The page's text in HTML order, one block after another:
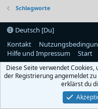
Schlagworte
Deutsch [Du]
Kontakt
Hilfe und Impressum
Start
Diese Seite verwendet
der Registrierung angemeldet
erklärst du